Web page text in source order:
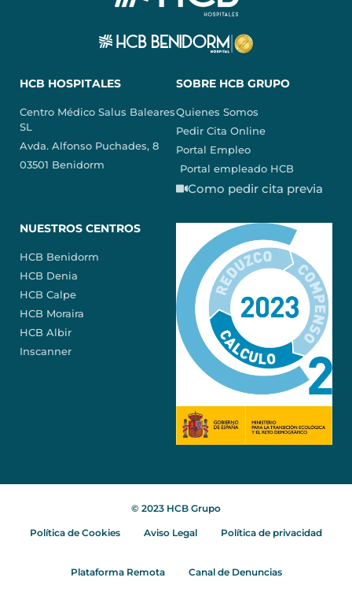
HCB HOSPITALES
Centro Médico Salus Baleares
SL
Avda. Alfonso Puchades, 8
03501 Benidorm
SOBRE HCB GRUPO
Quienes Somos
Pedir Cita Online
Portal Empleo
Portal empleado HCB
Como pedir cita previa
NUESTROS CENTROS
HCB Benidorm
HCB Denia
HCB Calpe
HCB Moraira
HCB Albir
Inscanner
© 2023 HCB Grupo
Política de Cookies Aviso Legal Política de privacidad
Plataforma Remota Canal de Denuncias